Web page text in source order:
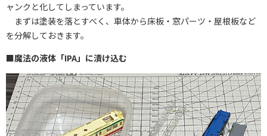
ャンクと化してしまっています。
まずは塗装を落とすべく、車体から床板・窓パーツ・屋根板など
を分解しておきます。
■魔法の液体「IPA」に漬け込む